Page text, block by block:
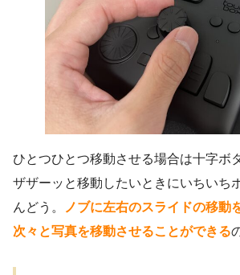
ひとつひとつ移動させる場合は十字ボ
ザザーッと移動したいときにいちいち
んどう。
ノブに左右のスライドの移動
次々と写真を移動させることができる